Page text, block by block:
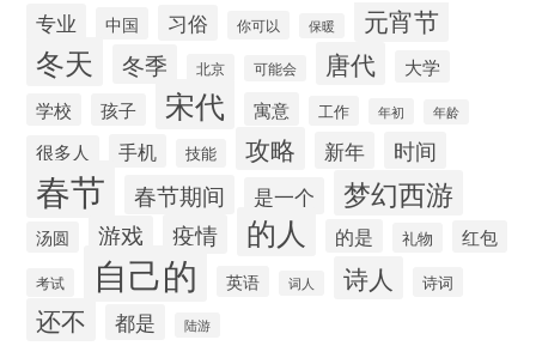
专业 中国 习俗 你可以 保暖 元宵节
冬天 冬季 北京 可能会 唐代
大学
学校
孩子 宋代 寓意 工作 年初 年龄
很多人 手机 技能 攻略 新年 时间
春节 春节期间 是一个 梦幻西游
汤圆 游戏 疫情 的人 的是 礼物 红包
考试 自己的 英语 词人 诗人 诗词
还不 都是 陆游